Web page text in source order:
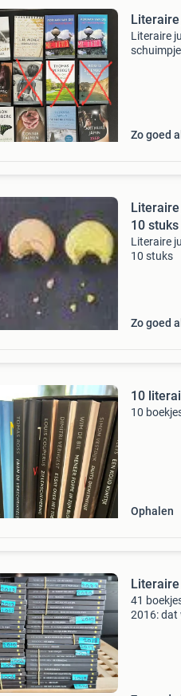
Literaire
Zo goed
10 stuks
Literaire
10 stuks
Zo goed
10
10
Ophalen
41
2016: dat